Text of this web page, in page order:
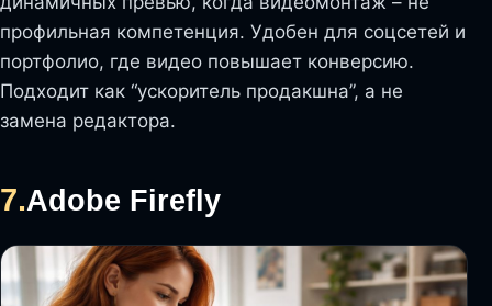
профильная компетенция. Удобен для соцсетей и
портфолио, где видео повышает конверсию.
Подходит как “ускоритель продакшна”, а не
замена редактора.
7.Adobe Firefly